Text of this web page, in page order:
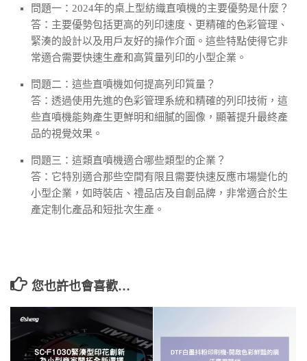
問題一：2024年的桌上型紡織直噴機的主要優勢是什麼？
答：主要優勢包括更高的列印速度、更精確的色彩管理、
緊湊的設計以及用戶友好的操作介面。這些特點使得它非
常適合需要快速生產和高質量列印的小型企業。
問題二：這些直噴機如何提高列印質量？
答：透過使用先進的色彩管理系統和精確的列印技術，這
些直噴機能夠產生更鮮明和細膩的圖像，顯著提升最終產
品的視覺效果。
問題三：這類直噴機適合哪些類型的企業？
答：它特別適合那些空間有限且需要快速反應市場變化的
小型企業，如時裝店、禮品店及自創品牌，非常適合於生
產定制化產品和短批次生產。
您也許也會喜歡…